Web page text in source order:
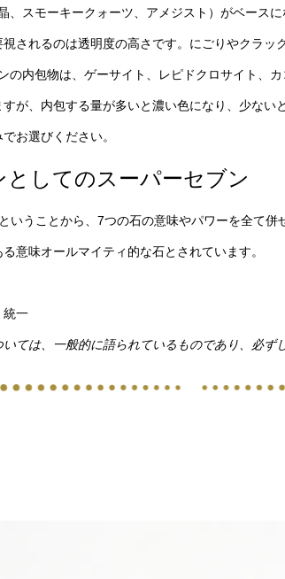
、スモーキークォーツ、アメジスト）がベース
されるのは透明度の高さです。にごりやクラッ
の内包物は、ゲーサイト、レピドクロサイト、
が、内包する量が多いと濃い色になり、少ない
お選びください。
してのスーパーセブン
いうことから、7つの石の意味やパワーを全て併
意味オールマイティ的な石とされています。
統一
ては、一般的に語られているものであり、必ず